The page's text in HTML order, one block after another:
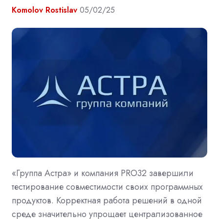
Komolov Rostislav 05/02/25
«Группа Астра» и компания PRO32 завершили
тестирование совместимости своих программных
продуктов. Корректная работа решений в одной
среде значительно упрощает централизованное